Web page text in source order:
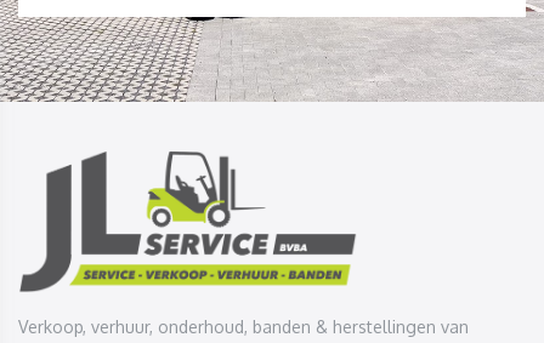
Verkoop, verhuur, onderhoud, banden & herstellingen van